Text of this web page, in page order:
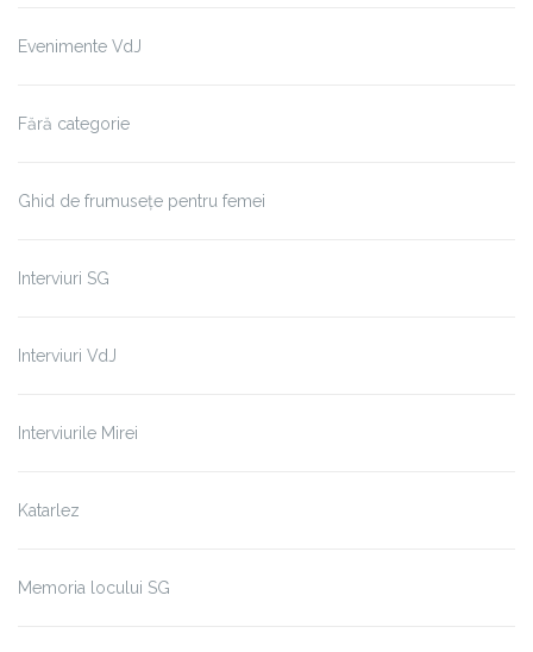
Evenimente VdJ
Fără categorie
Ghid de frumusețe pentru femei
Interviuri SG
Interviuri VdJ
Interviurile Mirei
Katarlez
Memoria locului SG